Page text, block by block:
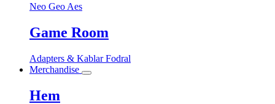
Neo Geo Aes
Game Room
Adapters & KablarFodral
Merchandise
Hem